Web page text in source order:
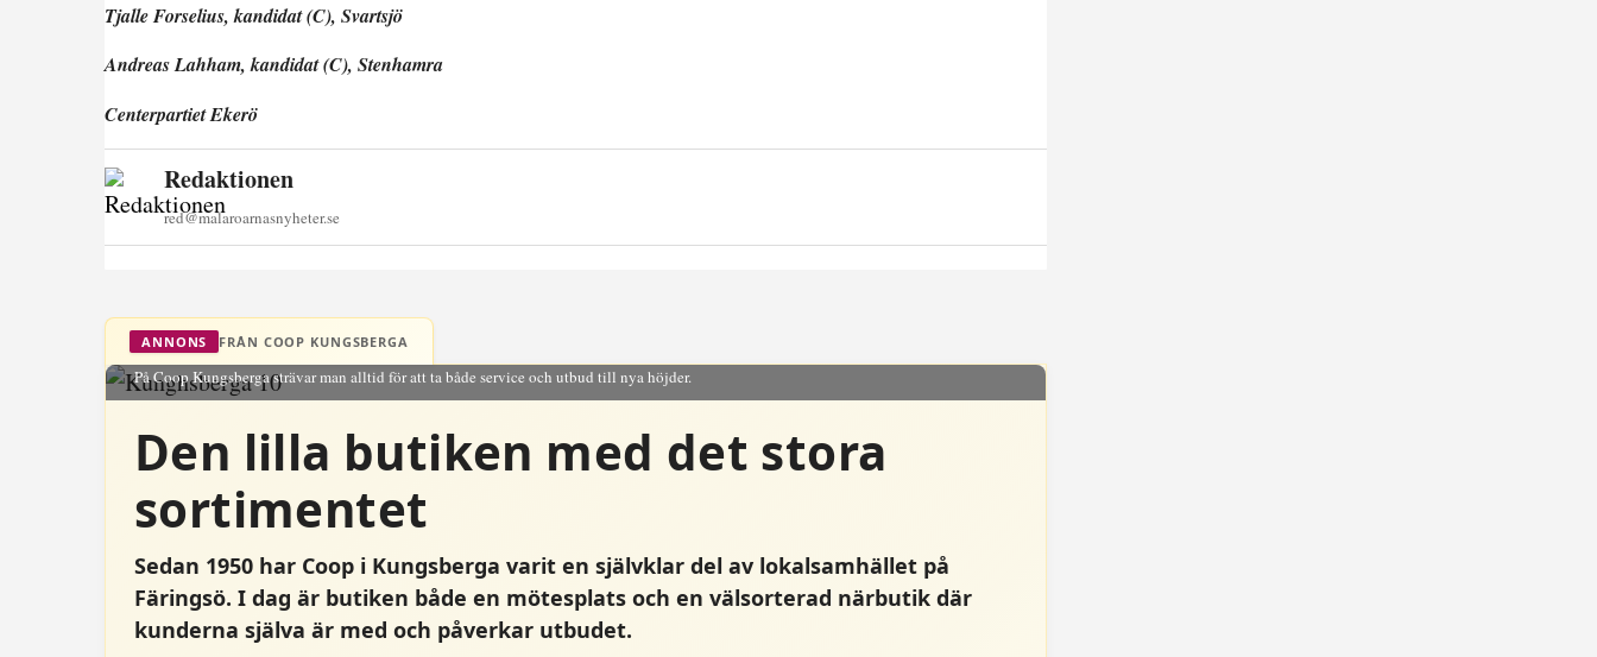
Tjalle Forselius, kandidat (C), Svartsjö
Andreas Lahham, kandidat (C), Stenhamra
Centerpartiet Ekerö
Redaktionen
red@malaroarnasnyheter.se
ANNONS FRÅN COOP KUNGSBERGA
På Coop Kungsberga strävar man alltid för att ta både service och utbud till nya höjder.
Den lilla butiken med det stora
sortimentet
Sedan 1950 har Coop i Kungsberga varit en självklar del av lokalsamhället på
Färingsö. I dag är butiken både en mötesplats och en välsorterad närbutik där
kunderna själva är med och påverkar utbudet.